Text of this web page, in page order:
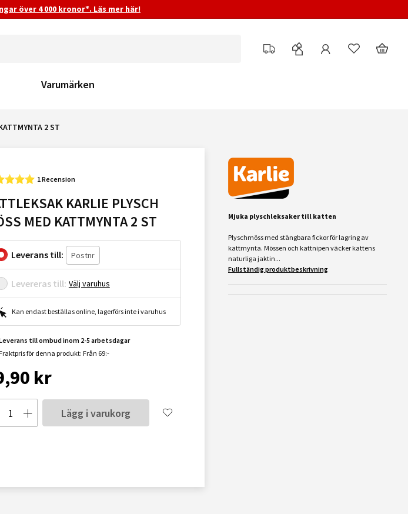
över 4 000 kronor*. Läs mer här!
Varumärken
2 ST
1 Recension
KARLIE PLYSCH
MED KATTMYNTA 2 ST
Leverans till:
Levereras till: Välj varuhus
Kan endast beställas online, lagerförs inte i varuhus
till ombud inom 2-5 arbetsdagar
Fraktpris för denna produkt: Från 69:-
kr
Lägg i varukorg
Mjuka plyschleksaker till katten
Plyschmöss med stängbara fickor för lagring av
kattmynta. Mössen och kattnipen väcker kattens
naturliga jaktin...
Fullständig produktbeskrivning